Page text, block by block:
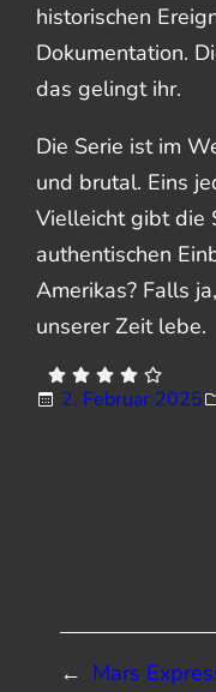
historischen
Dokumentation.
das gelingt ihr.
Die Serie ist im
und brutal. Eins
Vielleicht gibt die
authentischen
Amerikas? Falls
unserer Zeit lebe.
2. Februar 2025
← Mars